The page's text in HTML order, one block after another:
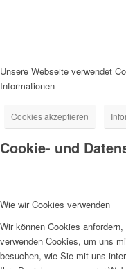
Unsere Webseite verwendet
Informationen
Cookies akzeptieren
Cookie- und
Wie wir Cookies verwenden
Wir können Cookies
verwenden Cookies, um uns
besuchen, wie Sie mit uns